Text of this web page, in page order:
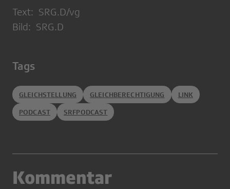
Text: SRG.D/vg
Bild: SRG.D
Tags
GLEICHSTELLUNG GLEICHBERECHTIGUNG LINK
PODCAST SRFPODCAST
Kommentar